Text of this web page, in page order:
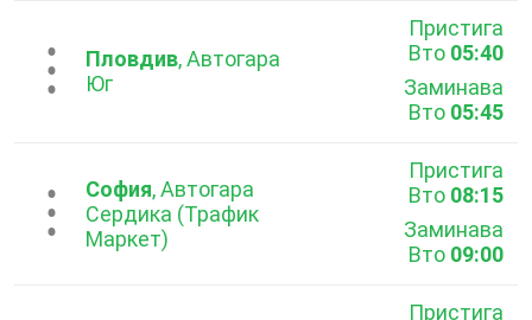
...Пловдив, Автогара
Юг
Пристига
Вто 05:40
Заминава
Вто 05:45
...София, Автогара
Сердика (Трафик
Маркет)
Пристига
Вто 08:15
Заминава
Вто 09:00
Пристига